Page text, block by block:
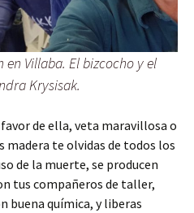
Villaba. El bizcocho y el
Krysisak.
de ella, veta maravillosa o
te olvidas de todos los
de la muerte, se producen
tus compañeros de taller,
buena química, y liberas